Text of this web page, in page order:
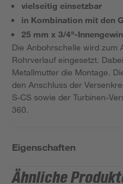
vielseitig einsetzbar
in Kombination mit den
25 mm x 3/4"-
Die Anbohrschelle wird zum
Rohrverlauf eingesetzt.
Metallmutter die Montage.
den Anschluss der
S-CS sowie der Turbinen-
360.
Eigenschaften
Ähnliche